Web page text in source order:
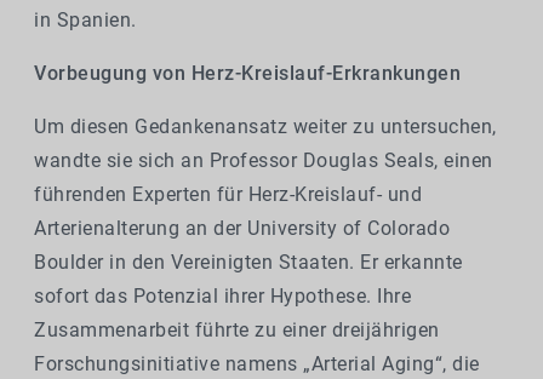
in Spanien.
Vorbeugung von Herz-Kreislauf-Erkrankungen
Um diesen Gedankenansatz weiter zu untersuchen,
wandte sie sich an Professor Douglas Seals, einen
führenden Experten für Herz-Kreislauf- und
Arterienalterung an der University of Colorado
Boulder in den Vereinigten Staaten. Er erkannte
sofort das Potenzial ihrer Hypothese. Ihre
Zusammenarbeit führte zu einer dreijährigen
Forschungsinitiative namens „Arterial Aging“, die